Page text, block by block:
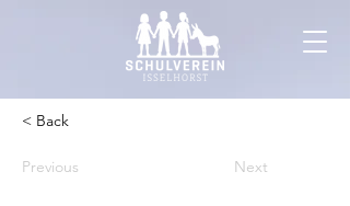
< Back
Previous Next